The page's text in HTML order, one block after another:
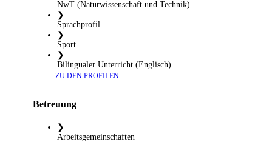
NwT (Naturwissenschaft und Technik)
❯
Sprachprofil
❯
Sport
❯
Bilingualer Unterricht (Englisch)
​ ZU DEN PROFILEN
Betreuung
❯
Arbeitsgemeinschaften